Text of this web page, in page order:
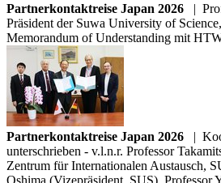
Partnerkontaktreise Japan 2026 |
Präsident der Suwa University of
Memorandum of Understanding mit
Partnerkontaktreise Japan 2026 |
unterschrieben - v.l.n.r. Professor
Zentrum für Internationalen Austausch,
Oshima (Vizepräsident, SUS), Professor